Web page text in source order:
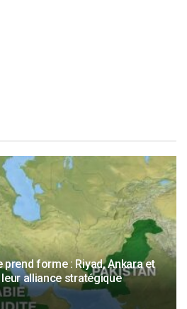
forme : Riyad, Ankara et
alliance stratégique